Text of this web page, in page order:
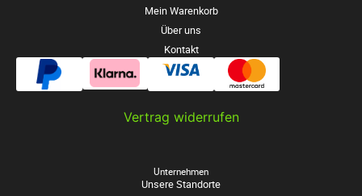
Mein Warenkorb
Über uns
Kontakt
Vertrag widerrufen
Unternehmen
Unsere Standorte